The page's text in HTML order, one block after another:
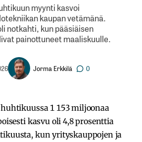
myynti kasvoi
kaupan vetämänä.
notkahti, kun pääsiäisen
painottuneet maaliskuulle.
Jorma Erkkilä 0
1 153 miljoonaa
kasvu oli 4,8 prosenttia
kun yrityskauppojen ja